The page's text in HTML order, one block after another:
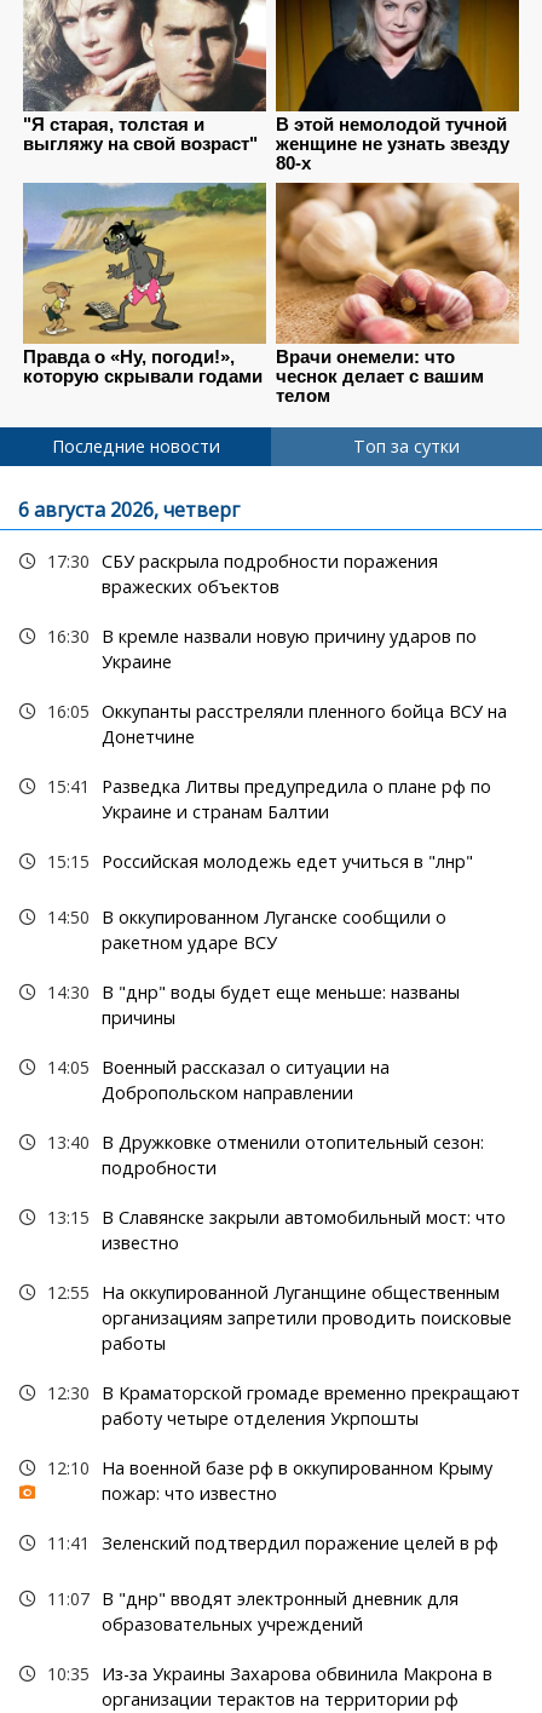
Последние новости Топ за сутки
6 августа 2026, четверг
17:30 СБУ раскрыла подробности поражения
вражеских объектов
16:30
В кремле назвали новую причину ударов по
Украине
16:05 Оккупанты расстреляли пленного бойца ВСУ на
Донетчине
15:41
Разведка Литвы предупредила о плане рф по
Украине и странам Балтии
15:15 Российская молодежь едет учиться в "лнр"
14:50
В оккупированном Луганске сообщили о
ракетном ударе ВСУ
14:30
В "днр" воды будет еще меньше: названы
причины
14:05
Военный рассказал о ситуации на
Добропольском направлении
13:40
В Дружковке отменили отопительный сезон:
подробности
13:15
В Славянске закрыли автомобильный мост: что
известно
12:55
На оккупированной Луганщине общественным
организациям запретили проводить поисковые
работы
12:30
В Краматорской громаде временно прекращают
работу четыре отделения Укрпошты
12:10
На военной базе рф в оккупированном Крыму
пожар: что известно
11:41 Зеленский подтвердил поражение целей в рф
11:07 В "днр" вводят электронный дневник для
образовательных учреждений
10:35
Из-за Украины Захарова обвинила Макрона в
организации терактов на территории рф